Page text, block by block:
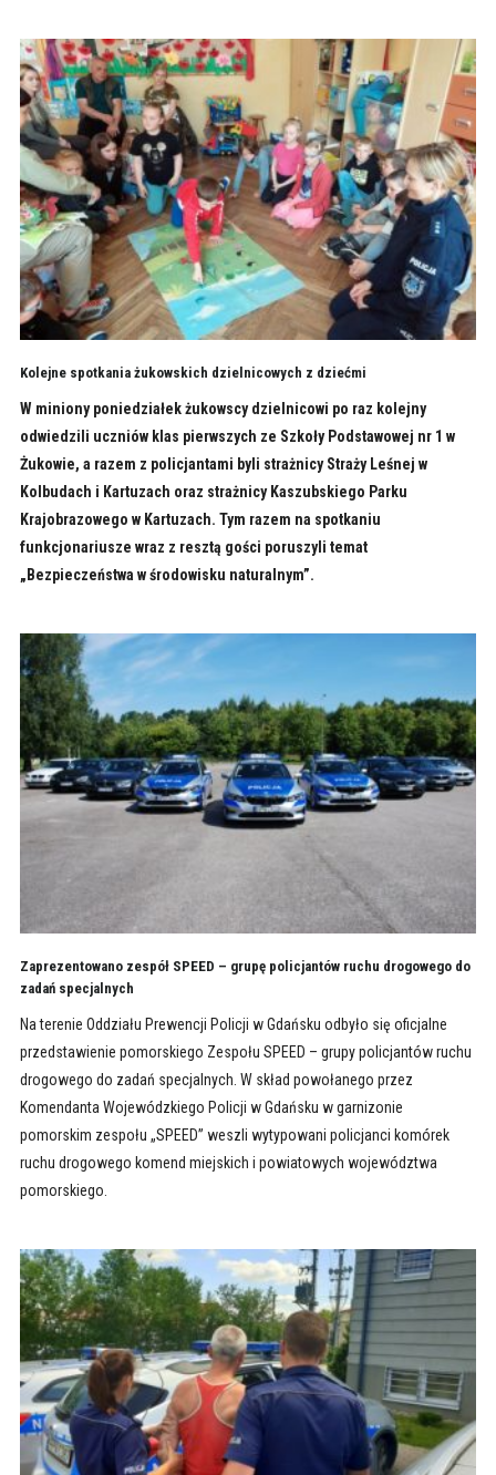
Kolejne spotkania żukowskich dzielnicowych z dziećmi
W miniony poniedziałek żukowscy dzielnicowi po raz kolejny
odwiedzili uczniów klas pierwszych ze Szkoły Podstawowej nr 1 w
Żukowie, a razem z policjantami byli strażnicy Straży Leśnej w
Kolbudach i Kartuzach oraz strażnicy Kaszubskiego Parku
Krajobrazowego w Kartuzach. Tym razem na spotkaniu
funkcjonariusze wraz z resztą gości poruszyli temat
„Bezpieczeństwa w środowisku naturalnym”.
Zaprezentowano zespół SPEED – grupę policjantów ruchu drogowego do
zadań specjalnych
Na terenie Oddziału Prewencji Policji w Gdańsku odbyło się oficjalne
przedstawienie pomorskiego Zespołu SPEED – grupy policjantów ruchu
drogowego do zadań specjalnych. W skład powołanego przez
Komendanta Wojewódzkiego Policji w Gdańsku w garnizonie
pomorskim zespołu „SPEED” weszli wytypowani policjanci komórek
ruchu drogowego komend miejskich i powiatowych województwa
pomorskiego.